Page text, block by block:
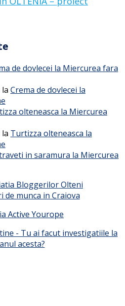
de dovlecei la Miercurea fara
la Crema de dovlecei la
olteneasca la Miercurea
la Turtizza olteneasca la
in saramura la Miercurea